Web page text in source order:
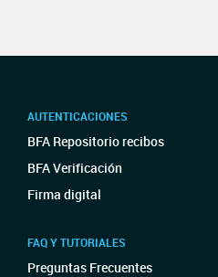
AUTENTICACIONES
BFA Repositorio recibos
BFA Verificación
Firma digital
FAQ Y TUTORIALES
Preguntas Frecuentes